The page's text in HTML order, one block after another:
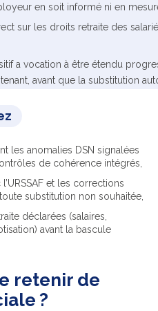
en soit informé ni en
sur les droits retraite des
a vocation à être étendu
avant que la substitution
les anomalies DSN signalées
de cohérence intégrés,
et les corrections
substitution non souhaitée,
déclarées (salaires,
avant la bascule
retenir de
?